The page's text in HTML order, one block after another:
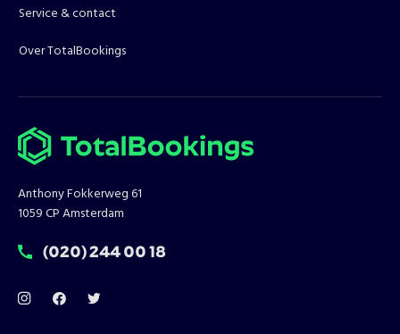
Service & contact
Over TotalBookings
Anthony Fokkerweg 61
1059 CP Amsterdam
T:
(020) 244 00 18